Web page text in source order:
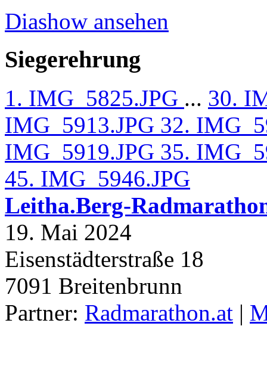
Diashow ansehen
Siegerehrung
1. IMG_5825.JPG ... 30.
IMG_5913.JPG 32.
IMG_5919.JPG 35.
45. IMG_5946.JPG
Leitha.Berg-
19. Mai 2024
Eisenstädterstraße 18
7091 Breitenbrunn
Partner: Radmarathon.at |